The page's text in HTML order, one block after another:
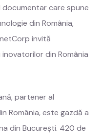
documentar care spune
din România,
invită
din România
partener al
România, este gazdă a
din București. 420 de